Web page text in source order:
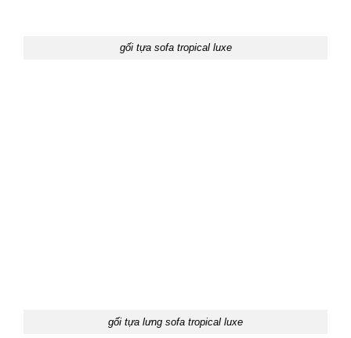
gối tựa sofa tropical luxe
gối tựa lưng sofa tropical luxe